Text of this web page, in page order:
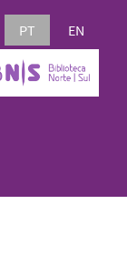
PT EN